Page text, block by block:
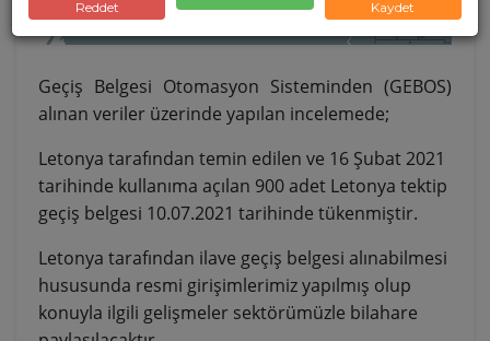
Geçiş Belgesi Otomasyon Sisteminden (GEBOS)
alınan veriler üzerinde yapılan incelemede;
Letonya tarafından temin edilen ve 16 Şubat 2021
tarihinde kullanıma açılan 900 adet Letonya tektip
geçiş belgesi 10.07.2021 tarihinde tükenmiştir.
Letonya tarafından ilave geçiş belgesi alınabilmesi
hususunda resmi girişimlerimiz yapılmış olup
konuyla ilgili gelişmeler sektörümüzle bilahare
Reddet
Kaydet